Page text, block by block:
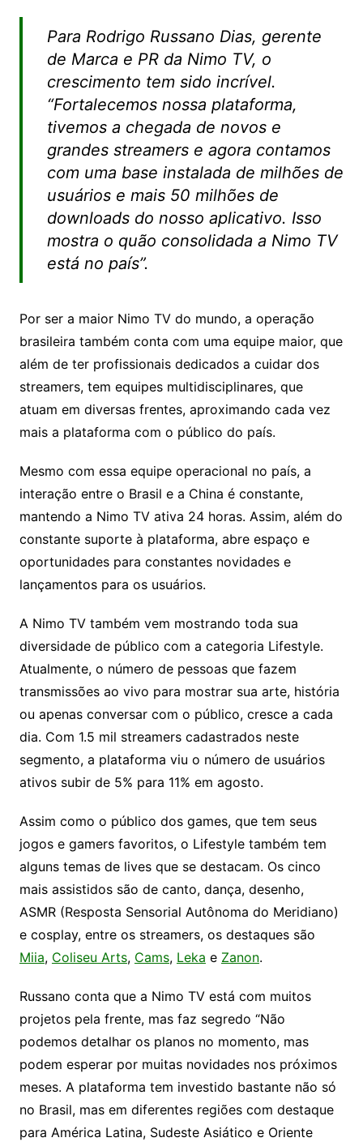
Para Rodrigo Russano Dias, gerente
de Marca e PR da Nimo TV, o
crescimento tem sido incrível.
“Fortalecemos nossa plataforma,
tivemos a chegada de novos e
grandes streamers e agora contamos
com uma base instalada de milhões de
usuários e mais 50 milhões de
downloads do nosso aplicativo. Isso
mostra o quão consolidada a Nimo TV
está no país”.
Por ser a maior Nimo TV do mundo, a operação
brasileira também conta com uma equipe maior, que
além de ter profissionais dedicados a cuidar dos
streamers, tem equipes multidisciplinares, que
atuam em diversas frentes, aproximando cada vez
mais a plataforma com o público do país.
Mesmo com essa equipe operacional no país, a
interação entre o Brasil e a China é constante,
mantendo a Nimo TV ativa 24 horas. Assim, além do
constante suporte à plataforma, abre espaço e
oportunidades para constantes novidades e
lançamentos para os usuários.
A Nimo TV também vem mostrando toda sua
diversidade de público com a categoria Lifestyle.
Atualmente, o número de pessoas que fazem
transmissões ao vivo para mostrar sua arte, história
ou apenas conversar com o público, cresce a cada
dia. Com 1.5 mil streamers cadastrados neste
segmento, a plataforma viu o número de usuários
ativos subir de 5% para 11% em agosto.
Assim como o público dos games, que tem seus
jogos e gamers favoritos, o Lifestyle também tem
alguns temas de lives que se destacam. Os cinco
mais assistidos são de canto, dança, desenho,
ASMR (Resposta Sensorial Autônoma do Meridiano)
e cosplay, entre os streamers, os destaques são
Miia, Coliseu Arts, Cams, Leka e Zanon.
Russano conta que a Nimo TV está com muitos
projetos pela frente, mas faz segredo “Não
podemos detalhar os planos no momento, mas
podem esperar por muitas novidades nos próximos
meses. A plataforma tem investido bastante não só
no Brasil, mas em diferentes regiões com destaque
para América Latina, Sudeste Asiático e Oriente